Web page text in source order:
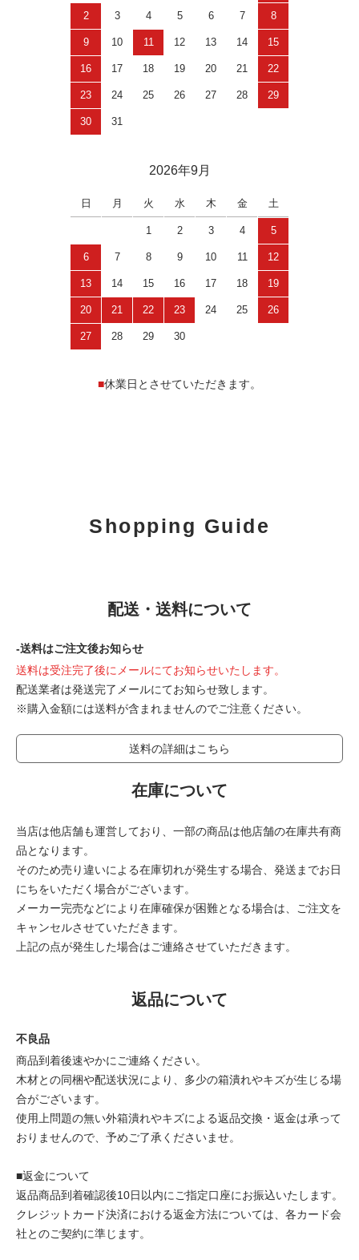
2 3 4 5 6 7 8
9 10 11 12 13 14 15
16 17 18 19 20 21 22
23 24 25 26 27 28 29
30 31
2026年9月
日 月 火 水 木 金 土
1 2 3 4 5
6 7 8 9 10 11 12
13 14 15 16 17 18 19
20 21 22 23 24 25 26
27 28 29 30
■休業日とさせていただきます。
Shopping Guide
配送・送料について
-送料はご注文後お知らせ
送料は受注完了後にメールにてお知らせいたします。
配送業者は発送完了メールにてお知らせ致します。
※購入金額には送料が含まれませんのでご注意ください。
送料の詳細はこちら
在庫について
当店は他店舗も運営しており、一部の商品は他店舗の在庫共有商
品となります。
そのため売り違いによる在庫切れが発生する場合、発送までお日
にちをいただく場合がございます。
メーカー完売などにより在庫確保が困難となる場合は、ご注文を
キャンセルさせていただきます。
上記の点が発生した場合はご連絡させていただきます。
返品について
不良品
商品到着後速やかにご連絡ください。
木材との同梱や配送状況により、多少の箱潰れやキズが生じる場
合がございます。
使用上問題の無い外箱潰れやキズによる返品交換・返金は承って
おりませんので、予めご了承くださいませ。
■返金について
返品商品到着確認後10日以内にご指定口座にお振込いたします。
クレジットカード決済における返金方法については、各カード会
社とのご契約に準じます。